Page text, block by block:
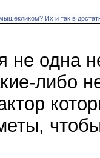
Их и так в
одна
либо